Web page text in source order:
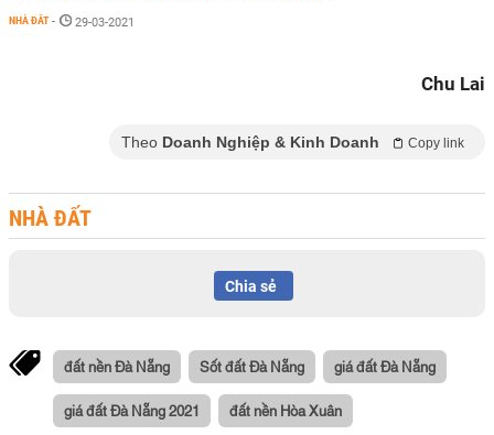
NHÀ ĐẤT - 29-03-2021
Chu Lai
Theo Doanh Nghiệp & Kinh Doanh Copy link
NHÀ ĐẤT
Chia sẻ
đất nền Đà Nẵng Sốt đất Đà Nẵng giá đất Đà Nẵng
giá đất Đà Nẵng 2021 đất nền Hòa Xuân